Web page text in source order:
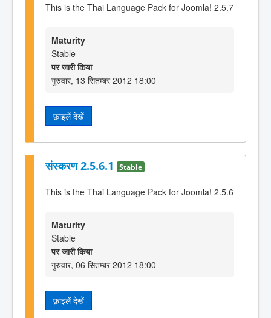
This is the Thai Language Pack for Joomla! 2.5.7
Maturity
Stable
पर जारी किया
गुरुवार, 13 सितम्बर 2012 18:00
फ़ाइलें देखें
संस्करण 2.5.6.1 Stable
This is the Thai Language Pack for Joomla! 2.5.6
Maturity
Stable
पर जारी किया
गुरुवार, 06 सितम्बर 2012 18:00
फ़ाइलें देखें